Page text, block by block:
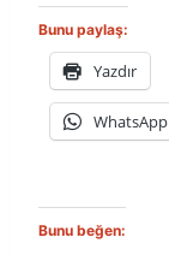
Bunu paylaş:
Yazdır
WhatsApp
Bunu beğen: